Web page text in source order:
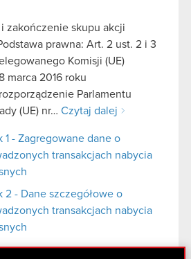
zakończenie skupu akcji
prawna: Art. 2 ust. 2 i 3
Komisji (UE)
marca 2016 roku
Parlamentu
(UE) nr… Czytaj dalej
1 - Zagregowane dane o
transakcjach nabycia
2 - Dane szczegółowe o
transakcjach nabycia